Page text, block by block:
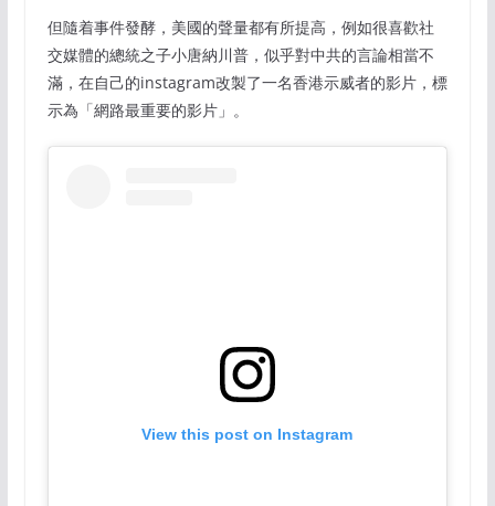
但隨着事件發酵，美國的聲量都有所提高，例如很喜歡社
交媒體的總統之子小唐納川普，似乎對中共的言論相當不
滿，在自己的instagram改製了一名香港示威者的影片，標
示為「網路最重要的影片」。
View this post on Instagram